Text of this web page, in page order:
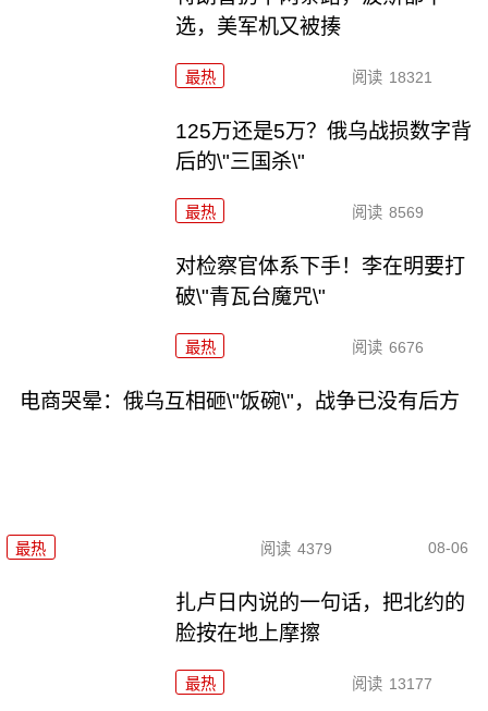
选，美军机又被揍
最热 阅读 18321
125万还是5万？俄乌战损数字背
后的\"三国杀\"
最热 阅读 8569
对检察官体系下手！李在明要打
破\"青瓦台魔咒\"
最热 阅读 6676
电商哭晕：俄乌互相砸\"饭碗\"，战争已没有后方
最热 阅读 4379 08-06
扎卢日内说的一句话，把北约的
脸按在地上摩擦
最热 阅读 13177